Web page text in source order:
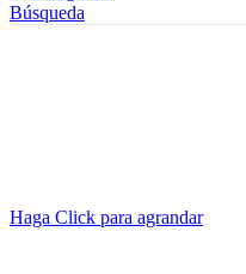
Búsqueda
Haga Click para agrandar